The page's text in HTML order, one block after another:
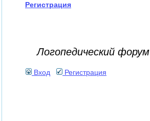
Регистрация
Логопедический форум
Вход Регистрация